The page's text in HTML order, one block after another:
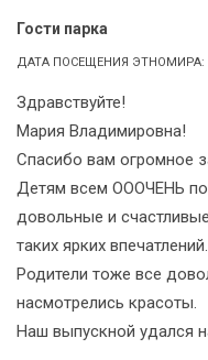
Гости парка
ДАТА ПОСЕЩЕНИЯ ЭТНОМИРА:
Здравствуйте!
Мария Владимировна!
Спасибо вам огромное
Детям всем ОООЧЕНЬ
довольные и
таких ярких впечатлений.
Родители тоже все
насмотрелись красоты.
Наш выпускной удался